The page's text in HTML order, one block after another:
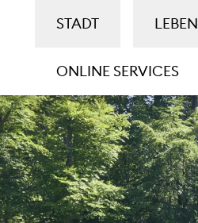
STADT LEBEN
ONLINE SERVICES